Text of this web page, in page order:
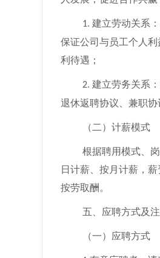
1. 建立劳动关系：
保证公司与员工个人利
利待遇；
2. 建立劳务关系
退休返聘协议、兼职
（二）计薪模式
根据聘用模式、
日计薪、按月计薪，
按劳取酬。
五、应聘方式及
（一）应聘方式